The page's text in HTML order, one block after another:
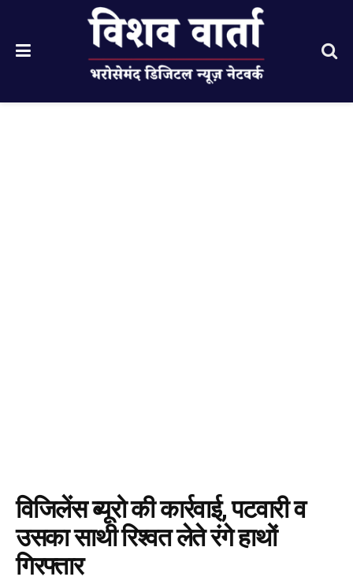
विजिलेंस ब्यूरो की कार्रवाई, पटवारी व
उसका साथी रिश्वत लेते रंगे हाथों
गिरफ्तार